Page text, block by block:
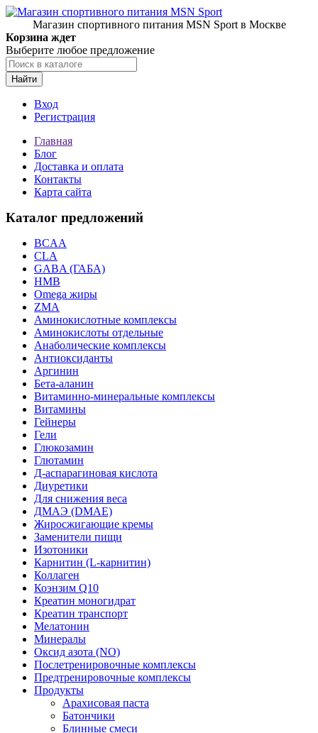
Магазин спортивного питания MSN Sport в Москве
Корзина ждет
Выберите любое предложение
Найти
Вход
Регистрация
Главная
Блог
Доставка и оплата
Контакты
Карта сайта
Каталог предложений
BCAA
CLA
GABA (ГАБА)
HMB
Omega жиры
ZMA
Аминокислотные комплексы
Аминокислоты отдельные
Анаболические комплексы
Антиоксиданты
Аргинин
Бета-аланин
Витаминно-минеральные комплексы
Витамины
Гейнеры
Гели
Глюкозамин
Глютамин
Д-аспарагиновая кислота
Диуретики
Для снижения веса
ДМАЭ (DMAE)
Жиросжигающие кремы
Заменители пищи
Изотоники
Карнитин (L-карнитин)
Коллаген
Коэнзим Q10
Креатин моногидрат
Креатин транспорт
Мелатонин
Минералы
Оксид азота (NO)
Послетренировочные комплексы
Предтренировочные комплексы
Продукты
Арахисовая паста
Батончики
Блинные смеси